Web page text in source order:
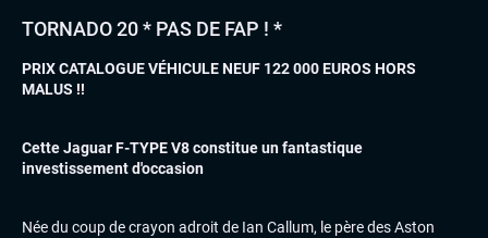
TORNADO 20 * PAS DE FAP ! *
PRIX CATALOGUE VÉHICULE NEUF 122 000 EUROS HORS
MALUS !!
Cette Jaguar F-TYPE V8 constitue un fantastique
investissement d'occasion
Née du coup de crayon adroit de Ian Callum, le père des Aston